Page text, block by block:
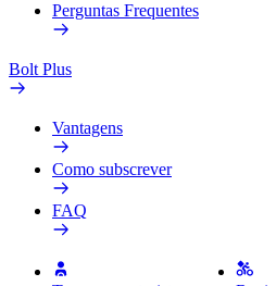
Perguntas Frequentes
Bolt Plus
Vantagens
Como subscrever
FAQ